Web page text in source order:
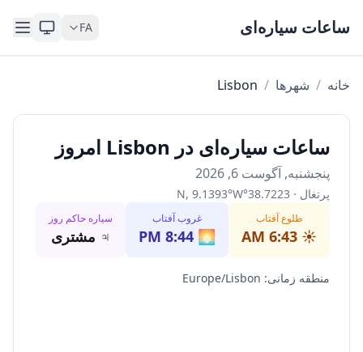
ساعات سیاره‌ای FA
خانه / شهرها /
Lisbon
ساعات سیاره‌ای در Lisbon امروز
پنجشنبه, آگوست 6, 2026
پرتغال ·
38.7223
°
N, 9.1393°W
طلوع آفتاب
☀️
6:43 AM
غروب آفتاب
🌅
8:44 PM
سیاره حاکم روز
♃ مشتری
منطقه زمانی:
Europe/Lisbon